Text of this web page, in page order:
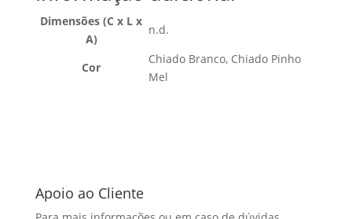
Dimensões (C x L x
A)
n.d.
Cor
Chiado Branco, Chiado Pinho
Mel
Apoio ao Cliente